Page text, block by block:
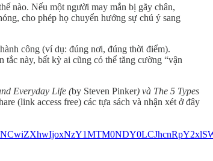
nào. Nếu một người may mắn bị gãy chân,
cho phép họ chuyển hướng sự chú ý sang
công (ví dụ: đúng nơi, đúng thời điểm).
này, bất kỳ ai cũng có thể tăng cường “vận
Everyday Life (by Steven Pinker) và The 5 Types
(link access free) các tựa sách và nhận xét ở đây